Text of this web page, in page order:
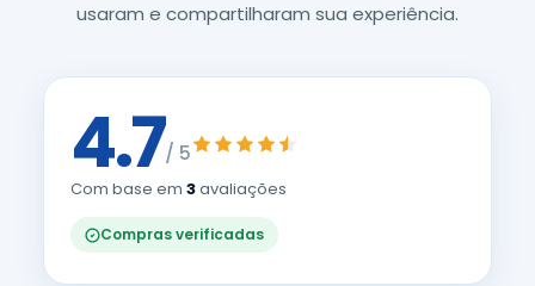
usaram e compartilharam sua experiência.
4.7/ 5
Com base em 3avaliações
Compras verificadas